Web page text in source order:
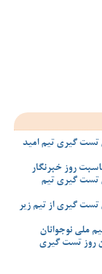
تست گیری تیم امید
روز خبرنگار
تست گیری تیم
تست گیری از تیم زیر
ملی نوجوانان
روز تست گیری